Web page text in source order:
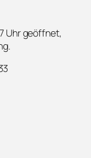
Uhr geöffnet,